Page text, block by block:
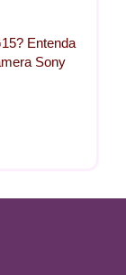
Entenda
Sony